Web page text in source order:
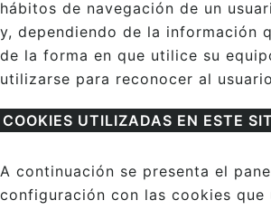
hábitos de navegación de un
y, dependiendo de la información
de la forma en que utilice su
utilizarse para reconocer al
COOKIES UTILIZADAS EN ESTE
A continuación se presenta el
configuración con las cookies